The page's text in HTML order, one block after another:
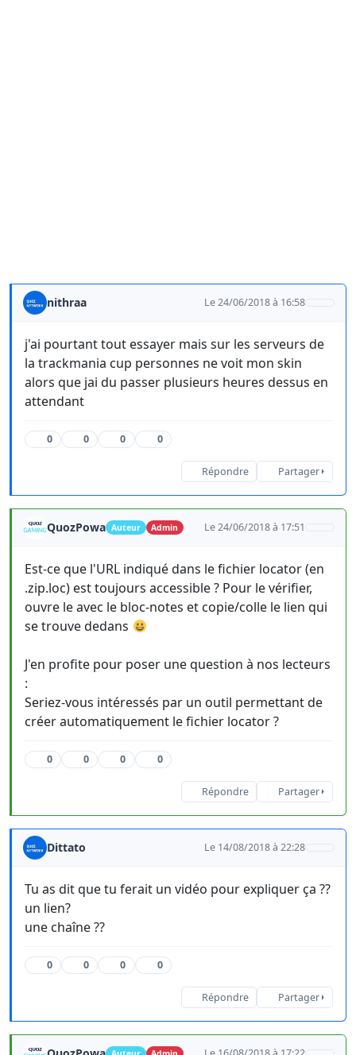
nithraa Le 24/06/2018 à 16:58
j'ai pourtant tout essayer mais sur les serveurs de
la trackmania cup personnes ne voit mon skin
alors que jai du passer plusieurs heures dessus en
attendant
0 0 0 0
Répondre Partager
QuozPowa Auteur Admin Le 24/06/2018 à 17:51
Est-ce que l'URL indiqué dans le fichier locator (en
.zip.loc) est toujours accessible ? Pour le vérifier,
ouvre le avec le bloc-notes et copie/colle le lien qui
se trouve dedans
J'en profite pour poser une question à nos lecteurs
:
Seriez-vous intéressés par un outil permettant de
créer automatiquement le fichier locator ?
0 0 0 0
Répondre Partager
Dittato Le 14/08/2018 à 22:28
Tu as dit que tu ferait un vidéo pour expliquer ça ??
un lien?
une chaîne ??
0 0 0 0
Répondre Partager